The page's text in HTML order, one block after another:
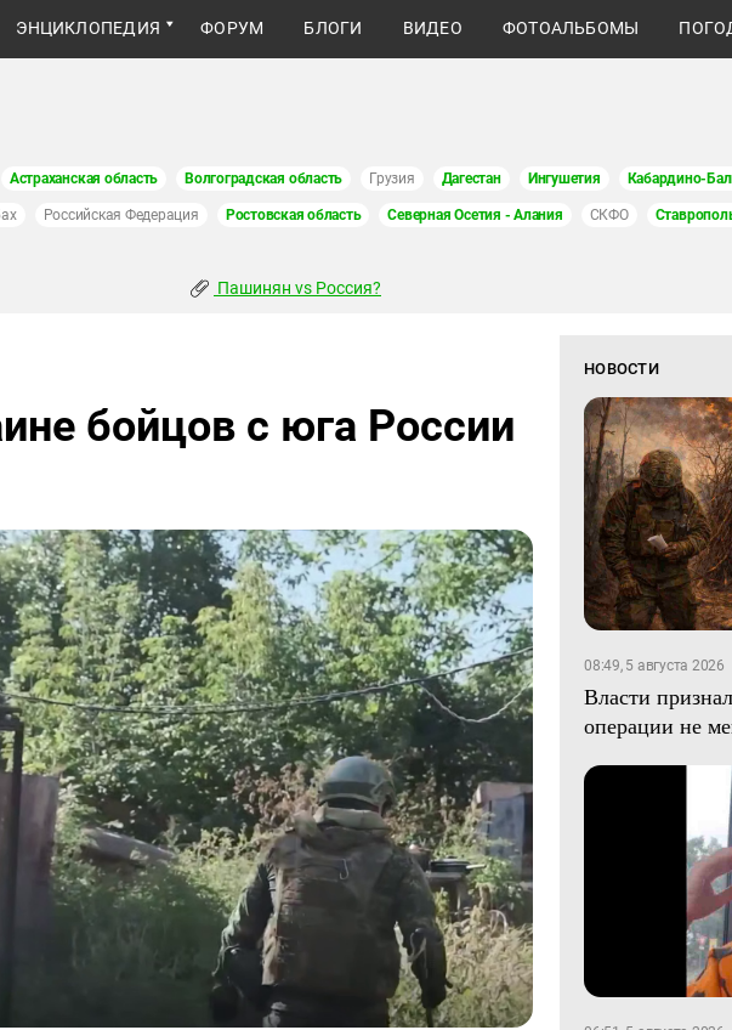
ЭНЦИКЛОПЕДИЯ ФОРУМ БЛОГИ ВИДЕО ФОТОАЛЬБОМЫ
Астраханская область Волгоградская область Грузия Дагестан Ингушетия Кабардино-
Российская Федерация Ростовская область Северная Осетия - Алания СКФО
Пашинян vs Россия?
бойцов с юга России
НОВОСТИ
08:49, 5 августа 2026
Власти
операции не